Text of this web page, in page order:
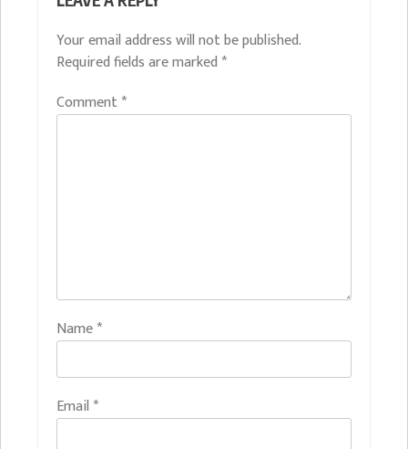
Your email address will not be published.
Required fields are marked *
Comment*
Name*
Email *